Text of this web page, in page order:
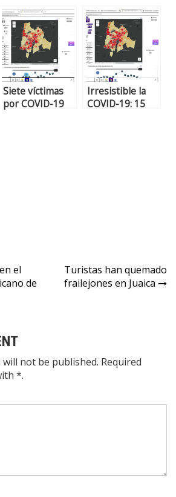
Siete víctimas
por COVID-19
Irresistible la
COVID-19: 15
el
de
Turistas han quemado
frailejones en Juaica
not be published. Required
*.